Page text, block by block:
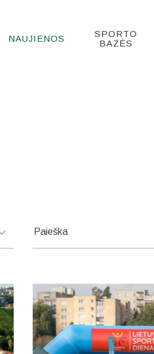
NAUJIENOS
SPORTO
BAZĖS